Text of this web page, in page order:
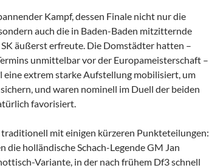
Kampf, dessen Finale nicht nur die
auch die in Baden-Baden mitzitternde
äußerst erfreute. Die Domstädter hatten –
unmittelbar vor der Europameisterschaft –
eine extrem starke Aufstellung mobilisiert, um
und waren nominell im Duell der beiden
favorisiert.
mit einigen kürzeren Punkteteilungen:
die holländische Schach-Legende GM Jan
Variante, in der nach frühem Df3 schnell